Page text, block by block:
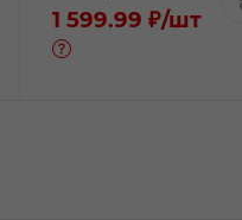
1 599.99 ₽/шт